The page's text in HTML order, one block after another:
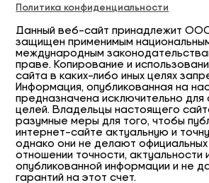
Политика конфиденциальности
Данный веб-сайт принадлежит
защищен применимым
международным
праве. Копирование и
сайта в каких-либо иных целях
Информация, опубликованная на
предназначена исключительно для
целей. Владельцы настоящего
разумные меры для того, чтобы
интернет-сайте актуальную и
однако они не делают официальных
отношении точности, актуальности
опубликованной информации и не
гарантий на этот счет.